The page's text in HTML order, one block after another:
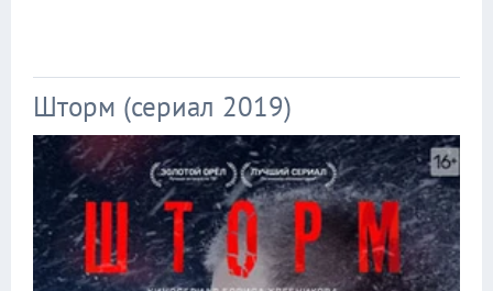
Шторм (сериал 2019)